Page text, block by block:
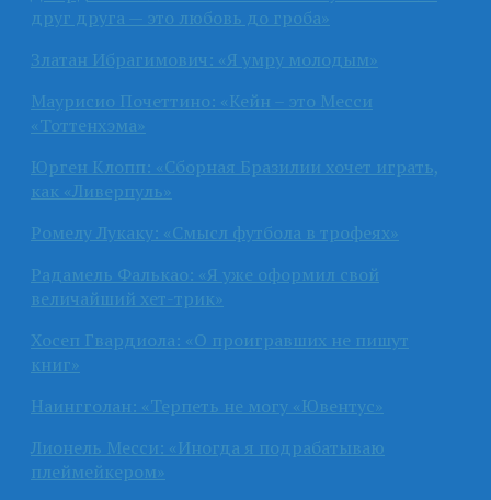
друг друга — это любовь до гроба»
Златан Ибрагимович: «Я умру молодым»
Маурисио Почеттино: «Кейн – это Месси
«Тоттенхэма»
Юрген Клопп: «Сборная Бразилии хочет играть,
как «Ливерпуль»
Ромелу Лукаку: «Смысл футбола в трофеях»
Радамель Фалькао: «Я уже оформил свой
величайший хет-трик»
Хосеп Гвардиола: «О проигравших не пишут
книг»
Наингголан: «Терпеть не могу «Ювентус»
Лионель Месси: «Иногда я подрабатываю
плеймейкером»